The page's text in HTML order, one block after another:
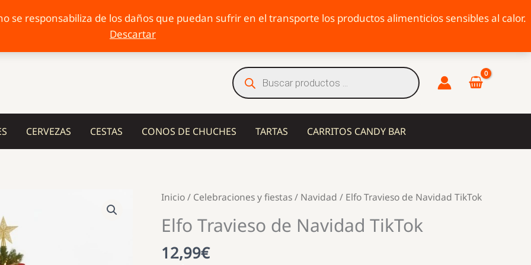
se responsabiliza de los daños que puedan sufrir en el transporte los productos alimenticios sensibles al calor.
Descartar
Búsqueda
de
productos
CERVEZAS CESTAS CONOS DE CHUCHES TARTAS CARRITOS CANDY BAR
Inicio/ Celebraciones y fiestas/ Navidad / Elfo Travieso de Navidad TikTok
Elfo Travieso de Navidad TikTok
12,99€